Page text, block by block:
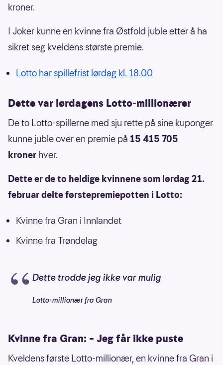
kroner.
I Joker kunne en kvinne fra Østfold juble etter å ha
sikret seg kveldens største premie.
Lotto har spillefrist lørdag kl. 18.00
Dette var lørdagens Lotto-millionærer
De to Lotto-spillerne med sju rette på sine kuponger
kunne juble over en premie på 15 415 705
kroner hver.
Dette er de to heldige kvinnene som lørdag 21.
februar delte førstepremiepotten i Lotto:
Kvinne fra Gran i Innlandet
Kvinne fra Trøndelag
Dette trodde jeg ikke var mulig
Lotto-millionær fra Gran
Kvinne fra Gran: – Jeg får ikke puste
Kveldens første Lotto-millionær, en kvinne fra Gran i